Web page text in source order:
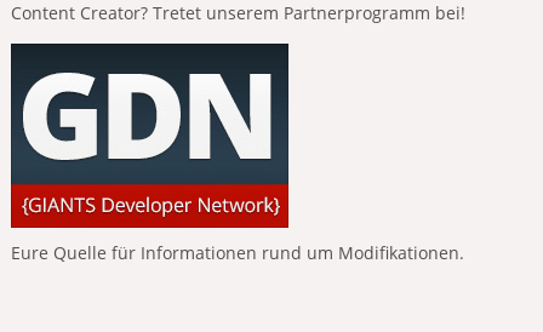
Content Creator? Tretet unserem Partnerprogramm bei!
Eure Quelle für Informationen rund um Modifikationen.